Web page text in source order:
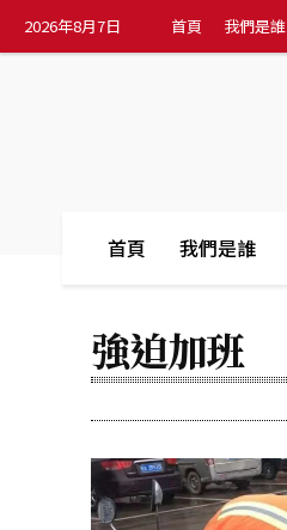
2026年8月7日 首頁 我們是誰
首頁 我們是誰
強迫加班